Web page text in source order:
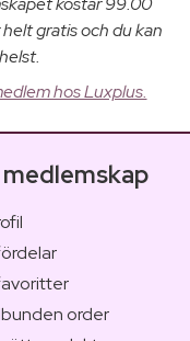
gratis och du kan
hos Luxplus.
order